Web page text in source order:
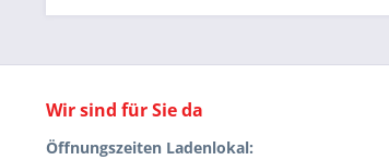
Wir sind für Sie da
Öffnungszeiten Ladenlokal: